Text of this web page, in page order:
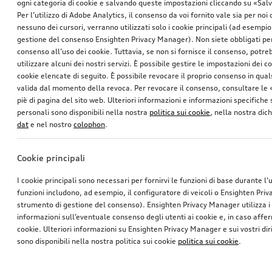
ogni categoria di cookie e salvando queste impostazioni cliccando su
Per l’utilizzo di Adobe Analytics, il consenso da voi fornito vale sia per noi
nessuno dei cursori, verranno utilizzati solo i cookie principali (ad
gestione del consenso Ensighten Privacy Manager). Non siete obbligati
consenso all’uso dei cookie. Tuttavia, se non si fornisce il consenso,
utilizzare alcuni dei nostri servizi. È possibile gestire le impostazioni dei
cookie elencate di seguito. È possibile revocare il proprio consenso in
valida dal momento della revoca. Per revocare il consenso, consultare le
piè di pagina del sito web. Ulteriori informazioni e informazioni specifiche
personali sono disponibili nella nostra politica sui cookie, nella nostra
dat e nel nostro colophon.
Cookie principali
I cookie principali sono necessari per fornirvi le funzioni di base durante
funzioni includono, ad esempio, il configuratore di veicoli o Ensighten
strumento di gestione del consenso). Ensighten Privacy Manager utilizza
informazioni sull’eventuale consenso degli utenti ai cookie e, in caso
cookie. Ulteriori informazioni su Ensighten Privacy Manager e sui vostri
sono disponibili nella nostra politica sui cookie politica sui cookie.